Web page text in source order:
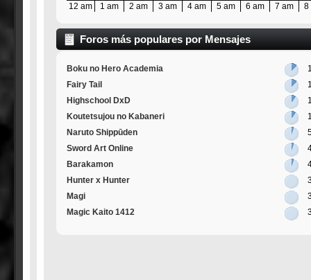
12 am 1 am 2 am 3 am 4 am 5 am 6 am 7 am 8
Foros más populares por Mensajes
Boku no Hero Academia
Fairy Tail
Highschool DxD
Koutetsujou no Kabaneri
Naruto Shippūden
Sword Art Online
Barakamon
Hunter x Hunter
Magi
Magic Kaito 1412